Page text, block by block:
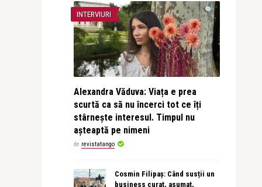
INTERVIURI
Alexandra Văduva: Viața e prea
scurtă ca să nu încerci tot ce îți
stârnește interesul. Timpul nu
așteaptă pe nimeni
de revistatango
Cosmin Filipaș: Când susții un
business curat, asumat,